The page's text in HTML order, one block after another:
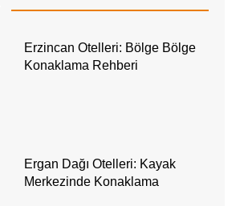
Erzincan Otelleri: Bölge Bölge
Konaklama Rehberi
Ergan Dağı Otelleri: Kayak
Merkezinde Konaklama